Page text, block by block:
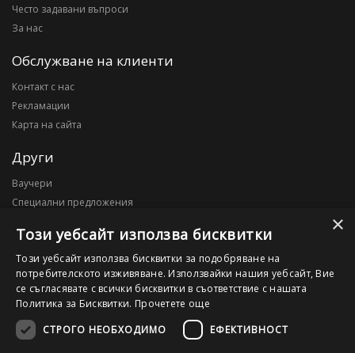
Често задавани въпроси
За нас
Обслужване на клиенти
Контакт с нас
Рекламации
Карта на сайта
Други
Ваучери
Специални предложения
Моят профил
Моят профил
История на поръчките
Желани продукти
×
Този уебсайт използва бисквитки
Този уебсайт използва бисквитки за подобряване на
потребителското изживяване. Използвайки нашия уебсайт, Вие
се съгласявате с всички бисквитки в съответствие с нашата
Политика за Бисквитки. Прочетете още
СТРОГО НЕОБХОДИМО
ЕФЕКТИВНОСТ